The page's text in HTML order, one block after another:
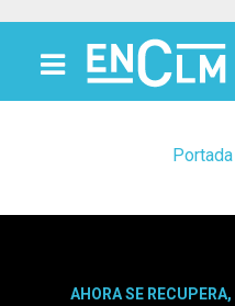
Portada
AHORA SE